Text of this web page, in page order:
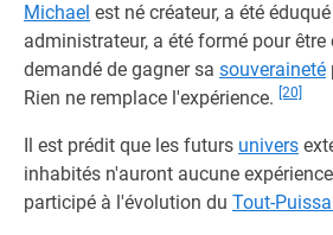
Michael est né créateur, a été
administrateur, a été formé pour
demandé de gagner sa souveraineté
Rien ne remplace l'expérience. [20]
Il est prédit que les futurs univers
inhabités n'auront aucune
participé à l'évolution du Tout-